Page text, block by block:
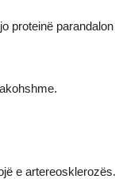
proteinë
e artereosklerozës.